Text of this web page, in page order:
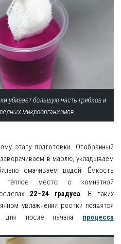
убивает большую часть грибков и
микроорганизмов.
этапу подготовки. Отобранный
в марлю, укладываем
смачиваем водой. Ёмкость
тёплое место с комнатной
22–24 градуса. В таких
увлажнении ростки появятся
после начала процесса